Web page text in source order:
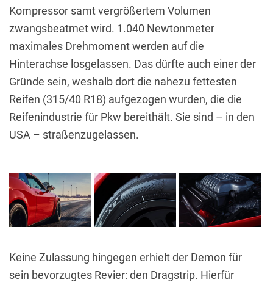
Kompressor samt vergrößertem Volumen
zwangsbeatmet wird. 1.040 Newtonmeter
maximales Drehmoment werden auf die
Hinterachse losgelassen. Das dürfte auch einer der
Gründe sein, weshalb dort die nahezu fettesten
Reifen (315/40 R18) aufgezogen wurden, die die
Reifenindustrie für Pkw bereithält. Sie sind – in den
USA – straßenzugelassen.
Keine Zulassung hingegen erhielt der Demon für
sein bevorzugtes Revier: den Dragstrip. Hierfür